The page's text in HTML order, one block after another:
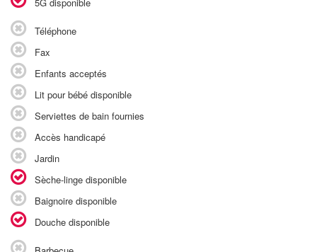
Téléphone
Fax
Enfants acceptés
Lit pour bébé disponible
Serviettes de bain fournies
Accès handicapé
Jardin
Sèche-linge disponible
Baignoire disponible
Douche disponible